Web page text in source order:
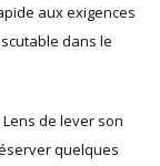
aux exigences
dans le
de lever son
quelques